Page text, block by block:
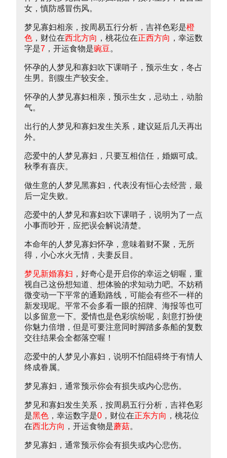
女，慎防感冒伤风。
梦见寡妇相亲，按周易五行分析，吉祥色彩是橙
色 ，财位在西北方向 ，桃花位在正西方向 ，幸运数
字是7 ，开运食物是豌豆。
怀孕的人梦见和寡妇吹下课哨子，预示生女，冬占
生男。剖腹生产较安全。
怀孕的人梦见寡妇相亲，预示生女，忌动土，动胎
气。
出行的人梦见和寡妇发生关系，建议延后几天再出
外。
恋爱中的人梦见寡妇，只要互相信任，婚姻可成。
秋季有喜庆。
做生意的人梦见黑寡妇，代表没有恒心去经营，最
后一定失败。
恋爱中的人梦见和寡妇吹下课哨子，说明为了一点
小事而吵开，应把误会解说清楚。
本命年的人梦见寡妇怀孕，意味着财不聚，无所
得，小心水火无情，夫妻反目。
梦见新婚寡妇 ，好奇心是开启你的幸运之钥喔，重
视自己这份想知道、想体验的求知动力吧。不妨稍
微变动一下平常的通勤路线，可能会有些不一样的
新发现呢。平常不会多看一眼的招牌、海报等也可
以多留意一下。爱情也是色彩缤纷呢，刻意打扮使
你魅力倍增，但是可要注意同时脚踏多条船的复数
交往结果会全都落空喔！
恋爱中的人梦见小寡妇，说明不怕阻碍终于有情人
终成眷属。
梦见寡妇，通常预示你会有损失或内心悲伤。
梦见和寡妇发生关系，按周易五行分析，吉祥色彩
是黑色 ，幸运数字是0 ，财位在正东方向 ，桃花位
在西北方向 ，开运食物是蘑菇。
梦见寡妇，通常预示你会有损失或内心悲伤。